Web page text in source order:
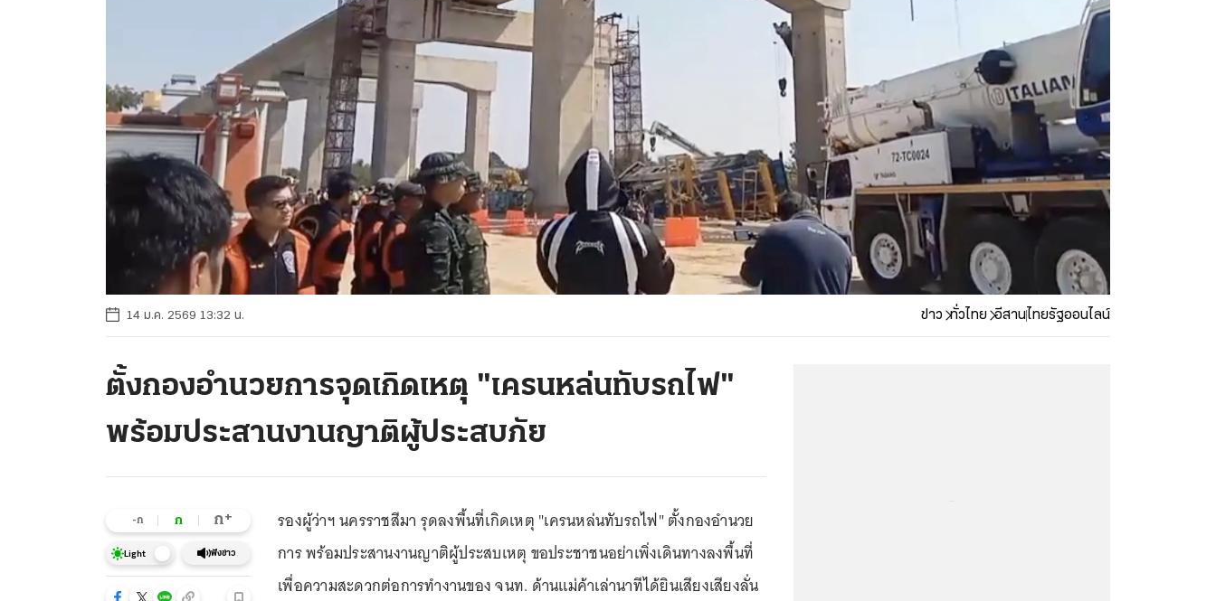
14 ม.ค. 2569 13:32 น. ข่าว ทั่วไทย อีสานไทยรัฐออนไลน์
ตั้งกองอำนวยการจุดเกิดเหตุ "เครนหล่นทับรถไฟ"
พร้อมประสานงานญาติผู้ประสบภัย
-ก ก ก+
Light ฟังข่าว
รองผู้ว่าฯ นครราชสีมา รุดลงพื้นที่เกิดเหตุ "เครนหล่นทับรถไฟ" ตั้งกองอำนวย
การ พร้อมประสานงานญาติผู้ประสบเหตุ ขอประชาชนอย่าเพิ่งเดินทางลงพื้นที่
เพื่อความสะดวกต่อการทำงานของ จนท. ด้านแม่ค้าเล่านาทีได้ยินเสียงเสียงลั่น